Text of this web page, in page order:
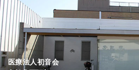
医療法人初音会